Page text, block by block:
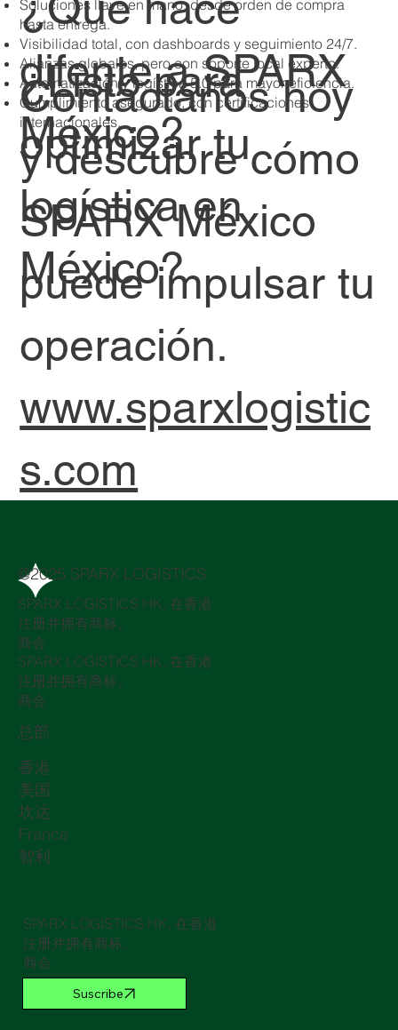
difente a SPARX
México?
Soluciones llave en mano, desde orden de compra
hasta entrega.
Visibilidad total, con dashboards y seguimiento 24/7.
Alianzas globales, pero con soporte local experto.
Automatización y logística 5.0 para mayor eficiencia.
Cumplimiento asegurado, con certificaciones
internacionales.
¿Listo para
optimizar tu
logística en
México?
Contáctanos hoy
y descubre cómo
SPARX México
puede impulsar tu
operación.
www.sparxlogistic
s.com
@2025 SPARX LOGISTICS
SPARX LOGISTICS HK, 在香港
注册并拥有商标。
商会
SPARX LOGISTICS HK, 在香港
注册并拥有商标。
商会
总部
香港
美国
坎达
France
智利
SPARX LOGISTICS HK, 在香港
注册并拥有商标。
商会
Suscribe